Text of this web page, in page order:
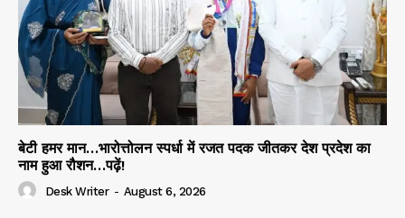
बेटी हमर मान…भारोत्तोलन स्पर्धा में रजत पदक जीतकर देश प्रदेश का
नाम हुआ रौशन…पढ़ें!
Desk Writer - August 6, 2026